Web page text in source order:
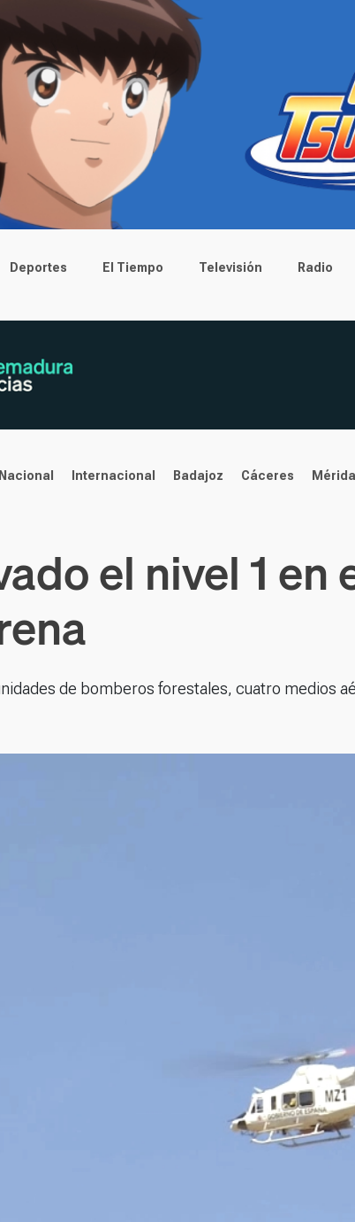
Deportes El Tiempo Televisión Radio
Nacional Internacional Badajoz Cáceres Mérida
el nivel 1
de bomberos forestales, cuatro medios